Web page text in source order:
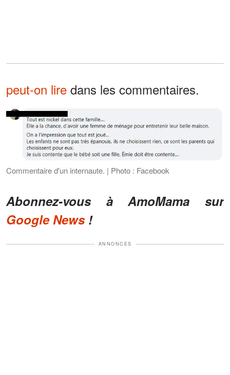
peut-on lire dans les commentaires.
Commentaire d'un internaute. | Photo : Facebook
Abonnez-vous à AmoMama sur
Google News!
ANNONCES